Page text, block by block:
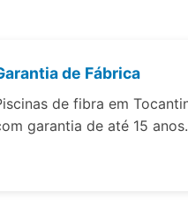
de Fábrica
de fibra em
garantia de até 15 anos.